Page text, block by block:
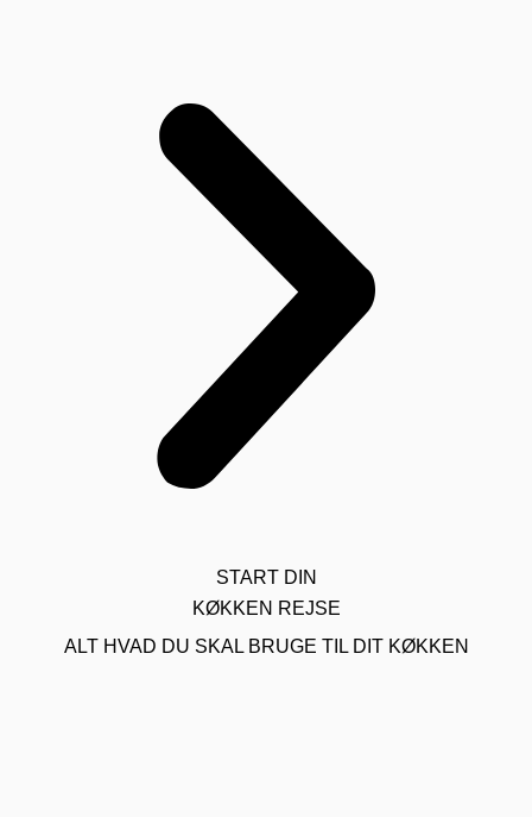
START DIN
KØKKEN REJSE
ALT HVAD DU SKAL BRUGE TIL DIT KØKKEN